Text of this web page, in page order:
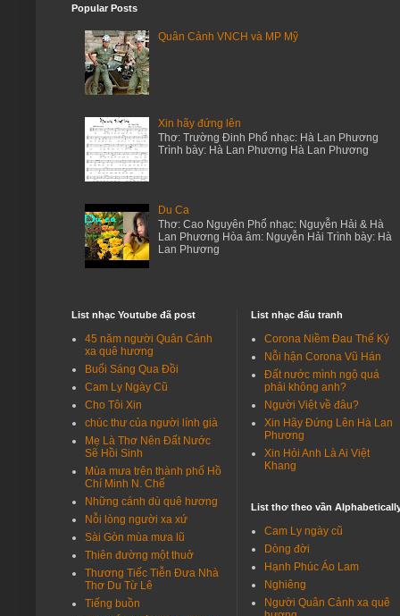
Kính các NT,Chúng tôi: Th/S I Trần Thế V…
Shannon Duke
Depression leads to the decline of menta…
Beatrice Jackson
Nguyễn Hải - Du ca
Tổng Thống Trump! tôi yêu mến và kính ph…
Nguyễn Hải - Du ca
Nguyễn Hải - Du ca
*Biệt ly hè trước chưa quen hẹnHôi ngộ X…
Nguyễn Hải - Du ca
Nguyễn Hải - Du ca
Bài viếng mộ Lê Thị Thảo của Niên Trưởng…
Nguyễn Hải - Du ca
https://giaohoatoanquoc.com/wp-content/u…
Nguyễn Hải - Du ca
Thành Kính phân ưu cùng gia quyến[img]ht…
Michael Alexander
Fine method of telling, and enjoyable ar…
Nguyễn Hải - Du ca
Cảm ơn 2 bạn đã quan tâm, chỉ là chuyện …
Hoàng Lan
Bác QC Trần Hữu Tâm: Bản tin tiểu sử về …
Popular Posts
Quân Cảnh VNCH và MP Mỹ
Xin hãy đứng lên
Thơ: Trường Đinh Phổ nhạc: Hà Lan Phương
Trình bày: Hà Lan Phương Hà Lan Phương
Du Ca
Thơ: Cao Nguyên Phổ nhạc: Nguyễn Hải & Hà
Lan Phương Hòa âm: Nguyễn Hải Trình bày: Hà
Lan Phương
List nhạc Youtube đã post
45 năm người Quân Cảnh
xa quê hương
Buổi Sáng Qua Đồi
Cam Ly Ngày Cũ
Cho Tôi Xin
chúc thư của người lính già
Mẹ Là Thơ Nên Đất Nước
Sẽ Hồi Sinh
Mùa mưa trên thành phố Hồ
Chí Minh N. Chế
Những cánh dù quê hương
Nỗi lòng người xa xứ
Sài Gòn mùa mưa lũ
Thiên đường một thuở
Thương Tiếc Tiễn Đưa Nhà
Thơ Du Từ Lê
Tiếng buồn
List nhạc đấu tranh
Corona Niềm Đau Thế Kỷ
Nỗi hận Corona Vũ Hán
Đất nước mình ngộ quá
phải không anh?
Người Việt về đâu?
Xin Hãy Đứng Lên Hà Lan
Phương
Xin Hỏi Anh Là Ai Việt
Khang
List thơ theo vần
Cam Ly ngày cũ
Dòng đời
Hạnh Phúc Áo Lam
Nghiêng
Người Quân Cảnh xa quê